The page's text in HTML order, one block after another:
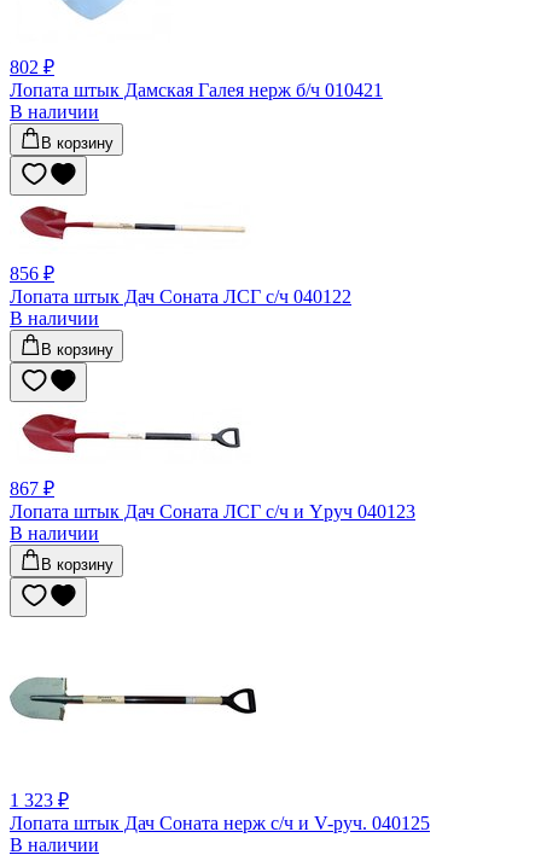
802 ₽
Лопата штык Дамская Галея нерж б/ч 010421
В наличии
В корзину
856 ₽
Лопата штык Дач Соната ЛСГ с/ч 040122
В наличии
В корзину
867 ₽
Лопата штык Дач Соната ЛСГ с/ч и Yруч 040123
В наличии
В корзину
1 323 ₽
Лопата штык Дач Соната нерж с/ч и V-руч. 040125
В наличии